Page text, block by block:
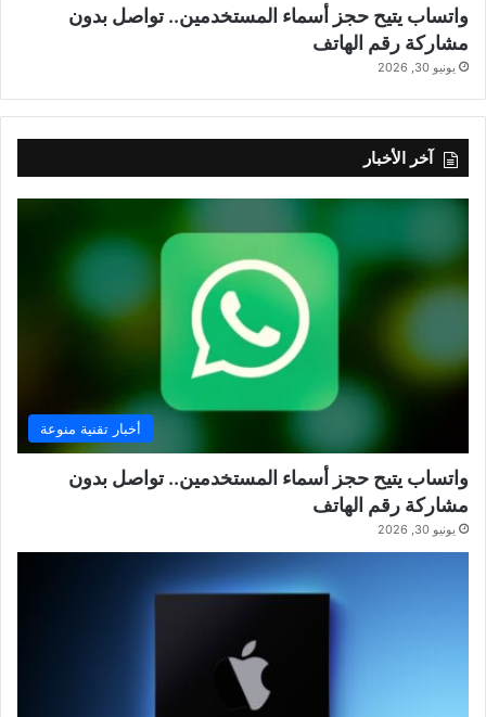
واتساب يتيح حجز أسماء المستخدمين.. تواصل بدون
مشاركة رقم الهاتف
يونيو 30, 2026
آخر الأخبار
أخبار تقنية منوعة
واتساب يتيح حجز أسماء المستخدمين.. تواصل بدون
مشاركة رقم الهاتف
يونيو 30, 2026